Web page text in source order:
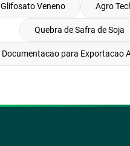
Glifosato Veneno Agro
Quebra de Safra de Soja
Documentacao para Exportacao